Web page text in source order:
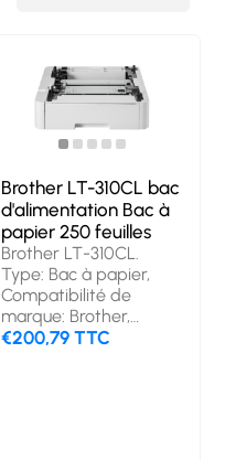
Brother LT-310CL bac
d'alimentation Bac à
papier 250 feuilles
Brother LT-310CL.
Type: Bac à papier,
Compatibilité de
marque: Brother,
Capacité maximale:
€200,79 TTC